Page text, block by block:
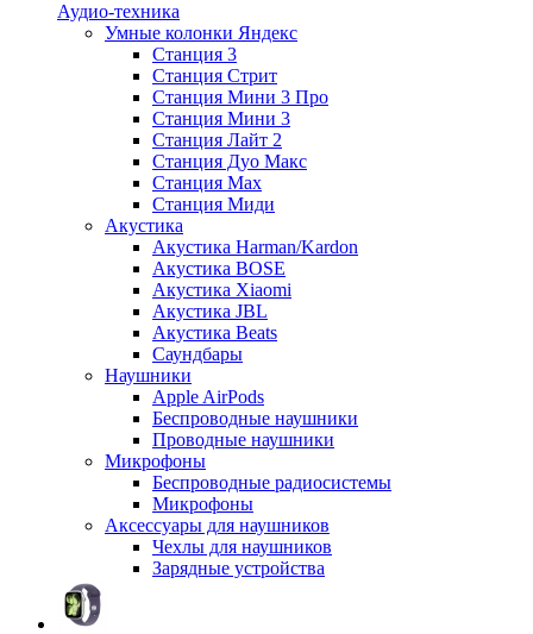
Аудио-техника
Умные колонки Яндекс
Станция 3
Станция Стрит
Станция Мини 3 Про
Станция Мини 3
Станция Лайт 2
Станция Дуо Макс
Станция Max
Станция Миди
Акустика
Акустика Harman/Kardon
Акустика BOSE
Акустика Xiaomi
Акустика JBL
Акустика Beats
Саундбары
Наушники
Apple AirPods
Беспроводные наушники
Проводные наушники
Микрофоны
Беспроводные радиосистемы
Микрофоны
Аксессуары для наушников
Чехлы для наушников
Зарядные устройства